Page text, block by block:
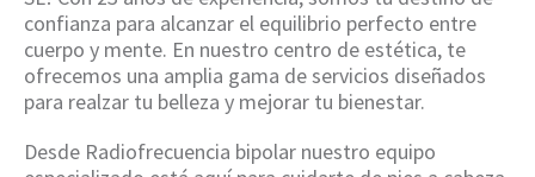
confianza para alcanzar el equilibrio perfecto entre
cuerpo y mente. En nuestro centro de estética, te
ofrecemos una amplia gama de servicios diseñados
para realzar tu belleza y mejorar tu bienestar.
Desde Radiofrecuencia bipolar nuestro equipo